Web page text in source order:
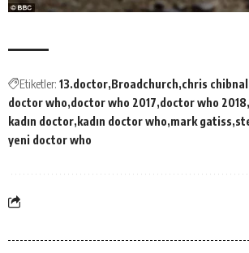
Etiketler: 13.doctor Broadchurch chris chibnall
doctor who doctor who 2017 doctor who 2018
kadın doctor kadın doctor who mark gatiss
yeni doctor who